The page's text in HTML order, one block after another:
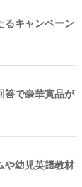
るキャンペーン
答で豪華賞品が
や幼児英語教材